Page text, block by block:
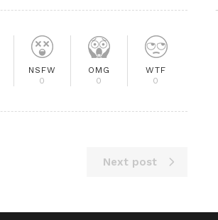
NSFW
0
OMG
0
WTF
0
Next post